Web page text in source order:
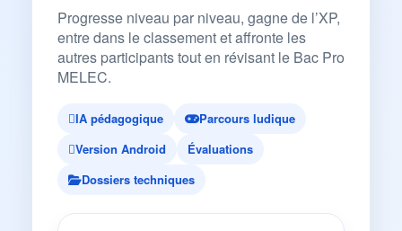
Progresse niveau par niveau, gagne de l’XP,
entre dans le classement et affronte les
autres participants tout en révisant le Bac Pro
MELEC.
IA pédagogique
Parcours ludique
Version Android
Évaluations
Dossiers techniques